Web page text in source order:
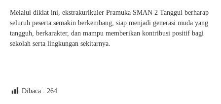
Melalui diklat ini, ekstrakurikuler Pramuka SMAN 2 Tanggul berharap
seluruh peserta semakin berkembang, siap menjadi generasi muda yang
tangguh, berkarakter, dan mampu memberikan kontribusi positif bagi
sekolah serta lingkungan sekitarnya.
Dibaca : 264